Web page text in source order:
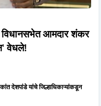
विधानसभेत आमदार शंकर
वेधले!
देशपांडे यांचे जिल्हाधिकाऱ्यांकडून